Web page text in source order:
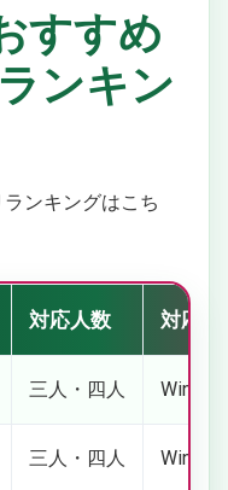
すすめ
ンキン
ンキングはこち
対応人数 対応
三人・四人
三人・四人